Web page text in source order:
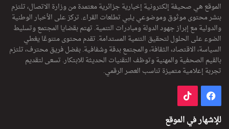
الموقع هي صحيفة إلكترونية إخبارية جزائرية معتمدة من وزارة الاتصال، تلتزم
بنشر محتوى موثوق وموضوعي يلبي تطلعات القراء. تركز على الأخبار الوطنية
والدولية مع إبراز جهود الدولة ومبادرات التنمية. تهتم بقضايا المجتمع وتسليط
الضوء على الحلول لتحقيق التنمية المستدامة. تقدم محتوى متنوعًا يغطي
السياسة، الاقتصاد، الثقافة، والمجتمع بدقة وشفافية. بفضل فريق محترف، تلتزم
بالقيم الصحفية والمهنية وتوظف التقنيات الحديثة للابتكار. تسعى لتقديم
تجربة إعلامية متميزة تناسب العصر الرقمي.
فيسبوك
للإشهار في الموقع